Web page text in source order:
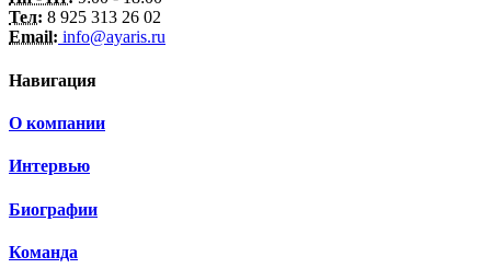
Тел: 8 925 313 26 02
Email: info@ayaris.ru
Навигация
О компании
Интервью
Биографии
Команда